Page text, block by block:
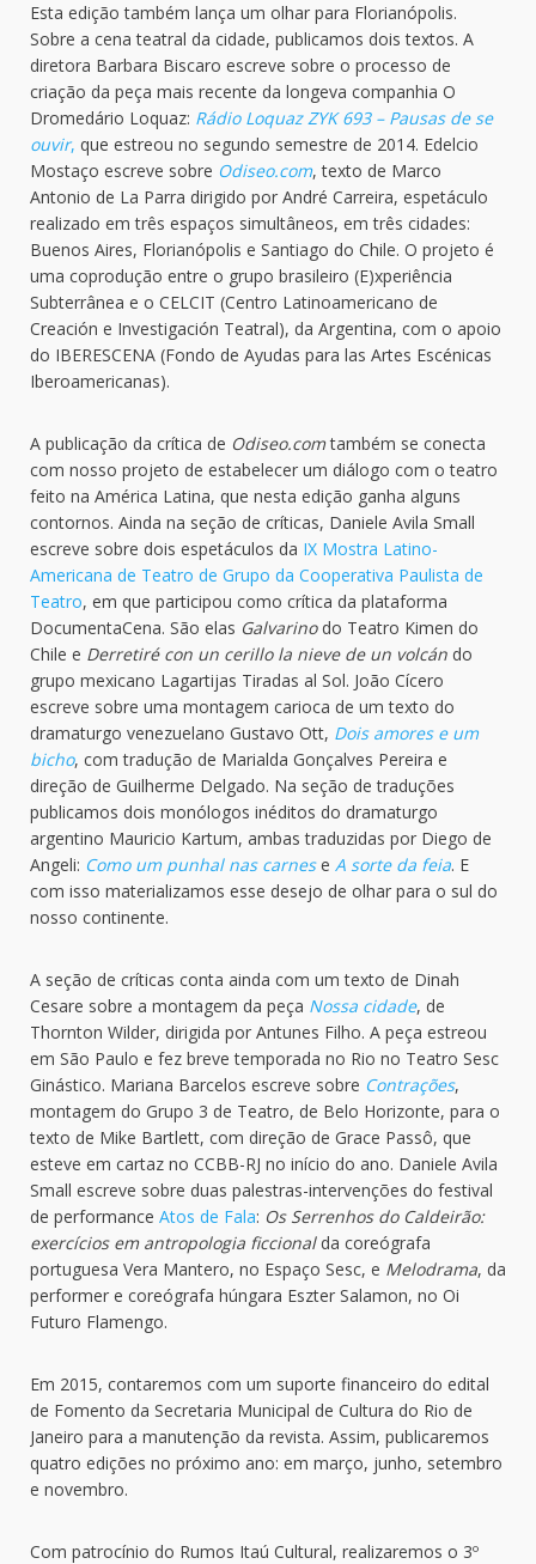
Esta edição também lança um olhar para Florianópolis.
Sobre a cena teatral da cidade, publicamos dois textos. A
diretora Barbara Biscaro escreve sobre o processo de
criação da peça mais recente da longeva companhia O
Dromedário Loquaz: Rádio Loquaz ZYK 693 – Pausas de se
ouvir, que estreou no segundo semestre de 2014. Edelcio
Mostaço escreve sobre Odiseo.com, texto de Marco
Antonio de La Parra dirigido por André Carreira, espetáculo
realizado em três espaços simultâneos, em três cidades:
Buenos Aires, Florianópolis e Santiago do Chile. O projeto é
uma coprodução entre o grupo brasileiro (E)xperiência
Subterrânea e o CELCIT (Centro Latinoamericano de
Creación e Investigación Teatral), da Argentina, com o apoio
do IBERESCENA (Fondo de Ayudas para las Artes Escénicas
Iberoamericanas).
A publicação da crítica de Odiseo.comtambém se conecta
com nosso projeto de estabelecer um diálogo com o teatro
feito na América Latina, que nesta edição ganha alguns
contornos. Ainda na seção de críticas, Daniele Avila Small
escreve sobre dois espetáculos da IX Mostra Latino-
Americana de Teatro de Grupo da Cooperativa Paulista de
Teatro, em que participou como crítica da plataforma
DocumentaCena. São elas Galvarino do Teatro Kimen do
Chile e Derretiré con un cerillo la nieve de un volcán do
grupo mexicano Lagartijas Tiradas al Sol. João Cícero
escreve sobre uma montagem carioca de um texto do
dramaturgo venezuelano Gustavo Ott, Dois amores e um
bicho, com tradução de Marialda Gonçalves Pereira e
direção de Guilherme Delgado. Na seção de traduções
publicamos dois monólogos inéditos do dramaturgo
argentino Mauricio Kartum, ambas traduzidas por Diego de
Angeli: Como um punhal nas carnese A sorte da feia. E
com isso materializamos esse desejo de olhar para o sul do
nosso continente.
A seção de críticas conta ainda com um texto de Dinah
Cesare sobre a montagem da peça Nossa cidade, de
Thornton Wilder, dirigida por Antunes Filho. A peça estreou
em São Paulo e fez breve temporada no Rio no Teatro Sesc
Ginástico. Mariana Barcelos escreve sobre Contrações,
montagem do Grupo 3 de Teatro, de Belo Horizonte, para o
texto de Mike Bartlett, com direção de Grace Passô, que
esteve em cartaz no CCBB-RJ no início do ano. Daniele Avila
Small escreve sobre duas palestras-intervenções do festival
de performance Atos de Fala: Os Serrenhos do Caldeirão:
exercícios em antropologia ficcional da coreógrafa
portuguesa Vera Mantero, no Espaço Sesc, e Melodrama, da
performer e coreógrafa húngara Eszter Salamon, no Oi
Futuro Flamengo.
Em 2015, contaremos com um suporte financeiro do edital
de Fomento da Secretaria Municipal de Cultura do Rio de
Janeiro para a manutenção da revista. Assim, publicaremos
quatro edições no próximo ano: em março, junho, setembro
e novembro.
Com patrocínio do Rumos Itaú Cultural, realizaremos o 3º